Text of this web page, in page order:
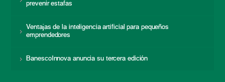
prevenir estafas
Ventajas de la inteligencia artificial para pequeños
emprendedores
BanescoInnova anuncia su tercera edición